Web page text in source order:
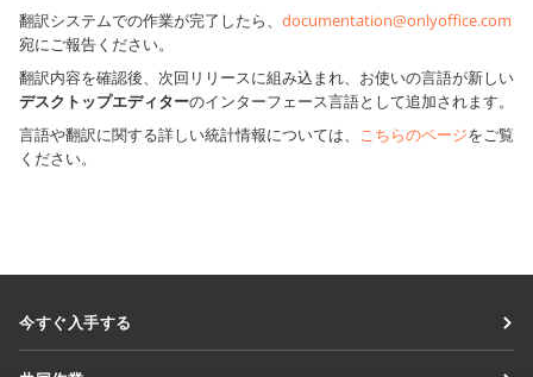
翻訳システムでの作業が完了したら、 documentation@onlyoffice.com
宛にご報告ください。
翻訳内容を確認後、次回リリースに組み込まれ、お使いの言語が新しい
デスクトップエディターのインターフェース言語として追加されます。
言語や翻訳に関する詳しい統計情報については、 こちらのページをご覧
ください。
今すぐ入手する